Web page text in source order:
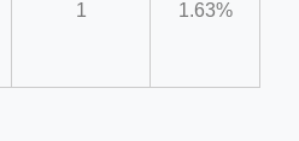
1 1.63%